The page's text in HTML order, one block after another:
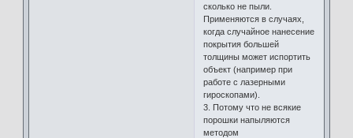
сколько не пыли.
Применяются в случаях,
когда случайное нанесение
покрытия большей
толщины может испортить
объект (например при
работе с лазерными
гироскопами).
3. Потому что не всякие
порошки напыляются
методом